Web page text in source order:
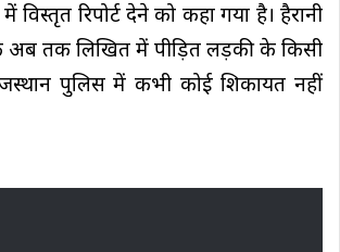
रिपोर्ट देने को कहा गया है। हैरानी
अब तक लिखित में पीड़ित लड़की के किसी
पुलिस में कभी कोई शिकायत नहीं